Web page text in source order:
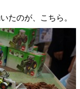
たのが、こちら。